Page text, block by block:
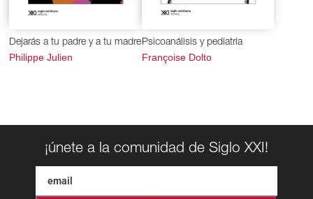
Dejarás a tu padre y a tu madre
Philippe Julien
Psicoanálisis y pediatría
Françoise Dolto
¡únete a la comunidad de Siglo XXI!